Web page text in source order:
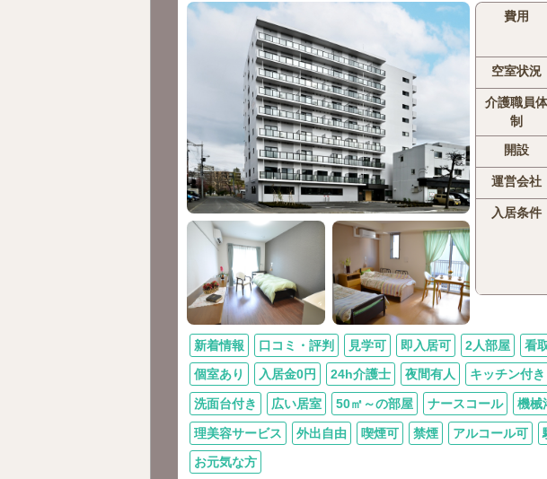
費用
空室状況
介護職員体
制
開設
運営会社
入居条件
新着情報 口コミ・評判 見学可 即入居可 2人部屋 看
個室あり 入居金0円 24h介護士 夜間有人 キッチン付き
洗面台付き 広い居室 50㎡～の部屋 ナースコール 機械
理美容サービス 外出自由 喫煙可 禁煙 アルコール可
お元気な方